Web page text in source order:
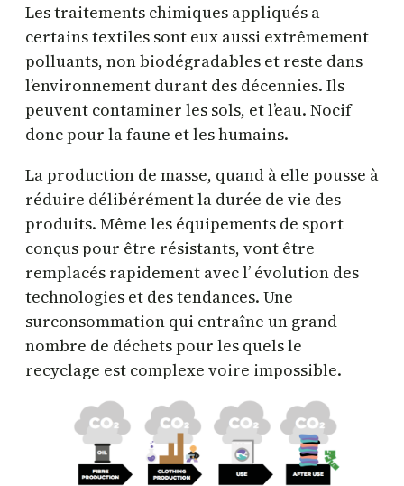
Les traitements chimiques appliqués a
certains textiles sont eux aussi extrêmement
polluants, non biodégradables et reste dans
l’environnement durant des décennies. Ils
peuvent contaminer les sols, et l’eau. Nocif
donc pour la faune et les humains.
La production de masse, quand à elle pousse à
réduire délibérément la durée de vie des
produits. Même les équipements de sport
conçus pour être résistants, vont être
remplacés rapidement avec l’ évolution des
technologies et des tendances. Une
surconsommation qui entraîne un grand
nombre de déchets pour les quels le
recyclage est complexe voire impossible.